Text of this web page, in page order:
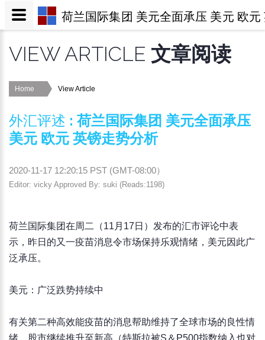
VIEW ARTICLE 文章阅读
Home View Article
外汇评述 : 荷兰国际集团 美元全面承压
美元 欧元 英镑走势分析
2020-11-17 12:20:15 PST (GMT-08:00）
Editor: vicky Approved By: suki (Reads:1198)
荷兰国际集团在周二（11月17日）发布的汇市评论中表
示，昨日的又一疫苗消息令市场保持乐观情绪，美元因此广
泛承压。
美元：广泛跌势持续中
有关第二种高效能疫苗的消息帮助维持了全球市场的良性情
绪，股市继续推升至新高（特斯拉被S＆P500指数纳入也对
荷兰国际集团 美元全面承压 美元 欧元